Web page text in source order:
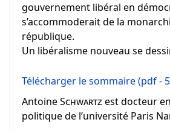
gouvernement libéral en
s’accommoderait de la
république.
Un libéralisme nouveau se
Télécharger le sommaire (pdf -
AntoineSchwartzest docteur
politique de l’université Paris